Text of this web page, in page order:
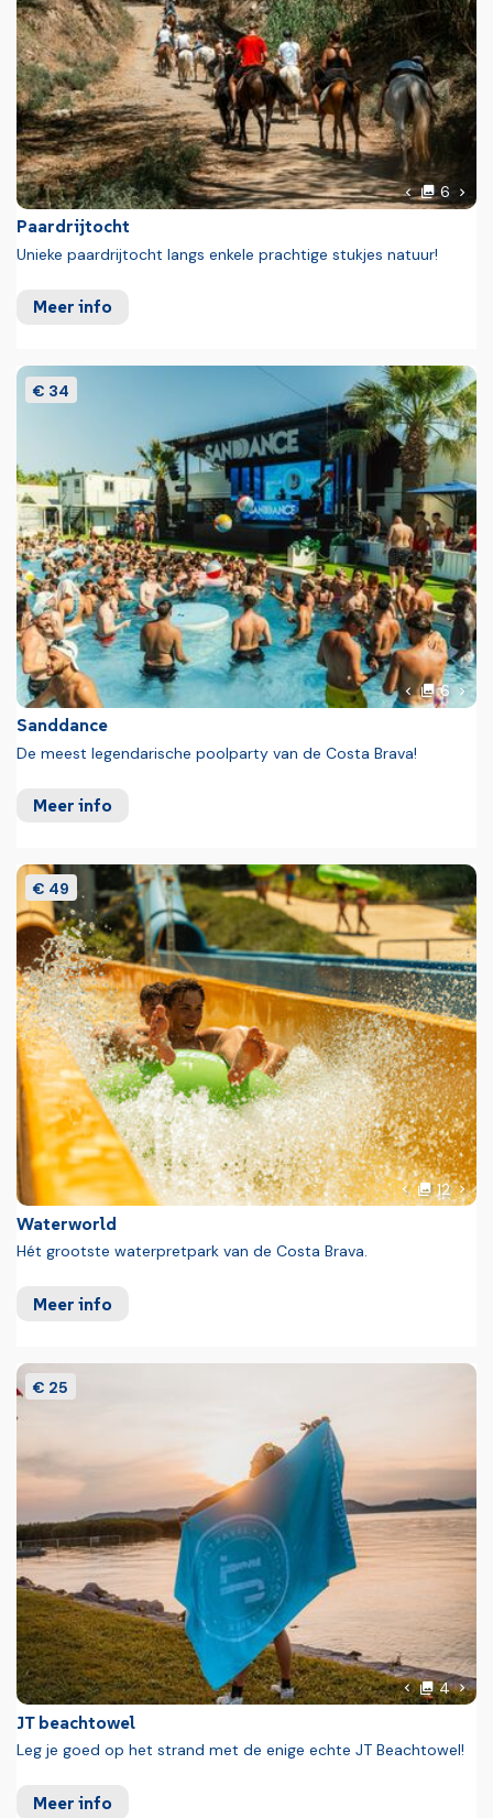
Paardrijtocht
Unieke paardrijtocht langs enkele prachtige stukjes natuur!
Meer info
Vorige foto
6
Sanddance
De meest legendarische poolparty van de Costa Brava!
Meer info
€ 34
Vorige foto
6
Waterworld
Hét grootste waterpretpark van de Costa Brava.
Meer info
€ 49
Vorige foto
12
JT beachtowel
Leg je goed op het strand met de enige echte JT Beachtowel!
Meer info
€ 25
Vorige foto
4